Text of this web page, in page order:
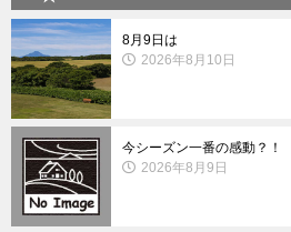
8月9日は
2026年8月10日
今シーズン一番の感動？！
2026年8月9日